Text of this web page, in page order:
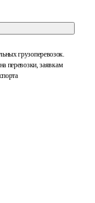
грузоперевозок.
перевозки, заявкам